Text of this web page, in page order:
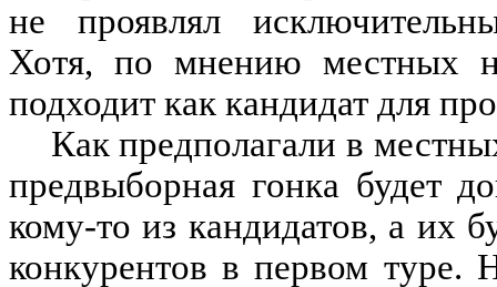
не проявлял
Хотя, по мнению местных
подходит как кандидат для
Как предполагали в
предвыборная гонка будет
кому-то из кандидатов, а их
конкурентов в первом туре.